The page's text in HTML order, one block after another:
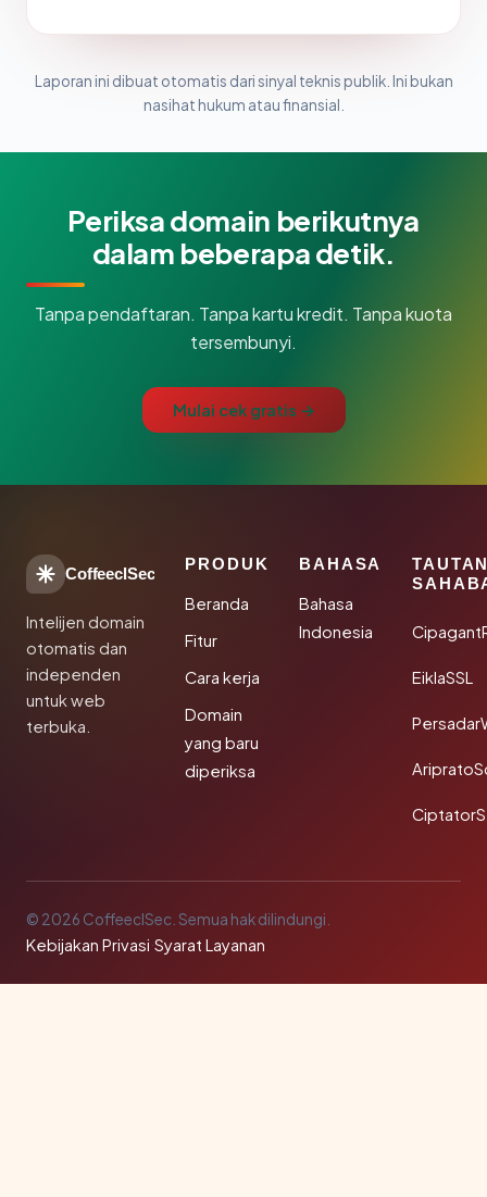
Laporan ini dibuat otomatis dari sinyal teknis publik. Ini bukan
nasihat hukum atau finansial.
Periksa domain berikutnya
dalam beberapa detik.
Tanpa pendaftaran. Tanpa kartu kredit. Tanpa kuota
tersembunyi.
Mulai cek gratis →
CoffeeclSec
Intelijen domain
otomatis dan
independen
untuk web
terbuka.
PRODUK
Beranda
Fitur
Cara kerja
Domain
yang baru
diperiksa
BAHASA
Bahasa
Indonesia
EiklaSSL
© 2026 CoffeeclSec. Semua hak dilindungi.
Kebijakan Privasi·Syarat Layanan